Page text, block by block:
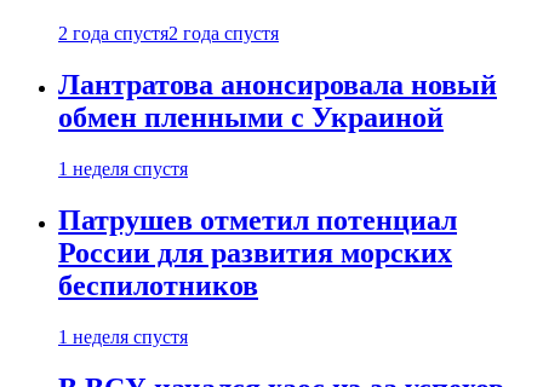
2 года спустя2 года спустя
Лантратова анонсировала новый
обмен пленными с Украиной
1 неделя спустя
Патрушев отметил потенциал
России для развития морских
беспилотников
1 неделя спустя